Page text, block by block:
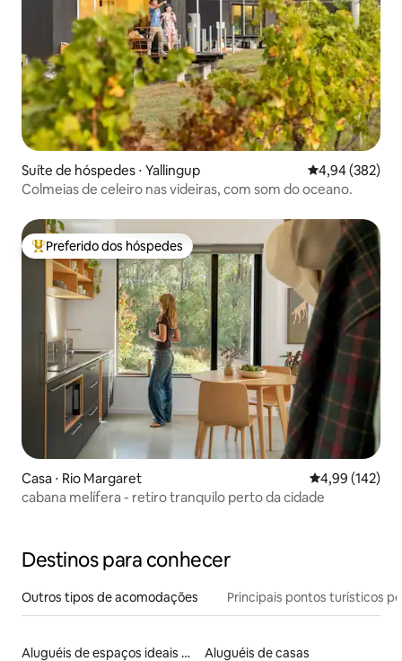
Suíte de hóspedes ⋅ Yallingup 4,94 de uma
4,94 (382)
Colmeias de celeiro nas videiras, com som do oceano.
Entre os melhores preferidos dos hóspedes
Preferido dos hóspedes
Casa ⋅ Rio Margaret 4,99 de uma
4,99 (142)
cabana melífera - retiro tranquilo perto da cidade
Destinos para conhecer
Outros tipos de acomodações Principais pontos turísticos
Aluguéis de espaços ideais para famílias Aluguéis de casas